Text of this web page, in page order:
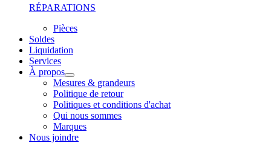
RÉPARATIONS
Pièces
Soldes
Liquidation
Services
À propos
Mesures & grandeurs
Politique de retour
Politiques et conditions d'achat
Qui nous sommes
Marques
Nous joindre